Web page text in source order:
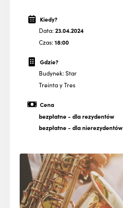
Kiedy?
Data:23.04.2024
Czas:18:00
Gdzie?
Budynek: Star
Treinta y Tres
Cena
bezpłatne- dla rezydentów
bezpłatne- dla nierezydentów